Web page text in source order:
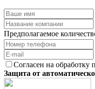
Предполагаемое
Согласен на обработку
Защита от